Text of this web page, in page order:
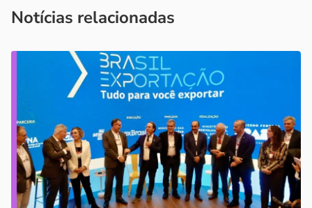
Notícias relacionadas